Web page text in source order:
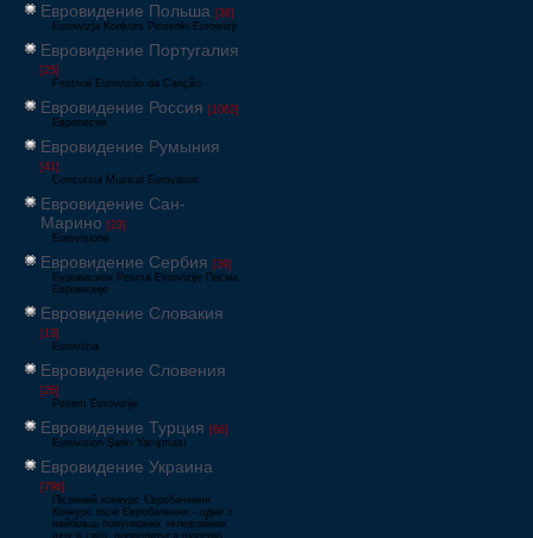
Евровидение Польша [36]
Eurowizja Konkurs Piosenki Eurowizji
Евровидение Португалия
[25]
Festival Eurovisão da Canção
Евровидение Россия [1062]
Европесня
Евровидение Румыния
[41]
Concursul Muzical Eurovision
Евровидение Сан-
Марино [23]
Eurovisione
Евровидение Сербия [39]
Еуровисион Pesma Evrovizije Песма
Евровизије
Евровидение Словакия
[13]
Eurovízia
Евровидение Словения
[26]
Pesem Evrovizije
Евровидение Турция [66]
Eurovision Şarkı Yarışması
Евровидение Украина
[796]
Пісенний конкурс Євробачення
Конкурс пісні Євробачення - одне з
найбільш популярних телевізійних
шоу в світі, проводиться щорічно,